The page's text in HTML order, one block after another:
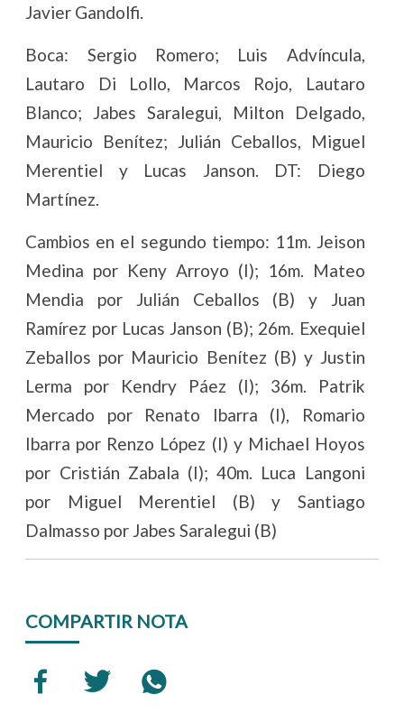
Javier Gandolfi.
Boca: Sergio Romero; Luis Advíncula,
Lautaro Di Lollo, Marcos Rojo, Lautaro
Blanco; Jabes Saralegui, Milton Delgado,
Mauricio Benítez; Julián Ceballos, Miguel
Merentiel y Lucas Janson. DT: Diego
Martínez.
Cambios en el segundo tiempo: 11m. Jeison
Medina por Keny Arroyo (I); 16m. Mateo
Mendia por Julián Ceballos (B) y Juan
Ramírez por Lucas Janson (B); 26m. Exequiel
Zeballos por Mauricio Benítez (B) y Justin
Lerma por Kendry Páez (I); 36m. Patrik
Mercado por Renato Ibarra (I), Romario
Ibarra por Renzo López (I) y Michael Hoyos
por Cristián Zabala (I); 40m. Luca Langoni
por Miguel Merentiel (B) y Santiago
Dalmasso por Jabes Saralegui (B)
COMPARTIR NOTA